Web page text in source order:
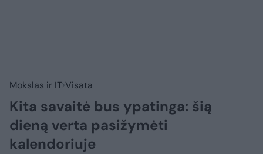
Mokslas ir IT Visata
Kita savaitė bus ypatinga: šią
dieną verta pasižymėti
kalendoriuje